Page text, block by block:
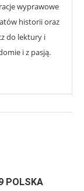
wyprawowe
historii oraz
do lektury i
i z pasją.
POLSKA